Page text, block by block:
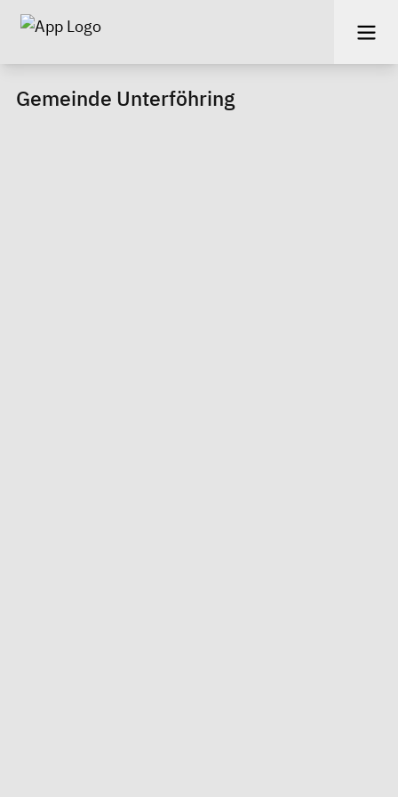
Gemeinde Unterföhring